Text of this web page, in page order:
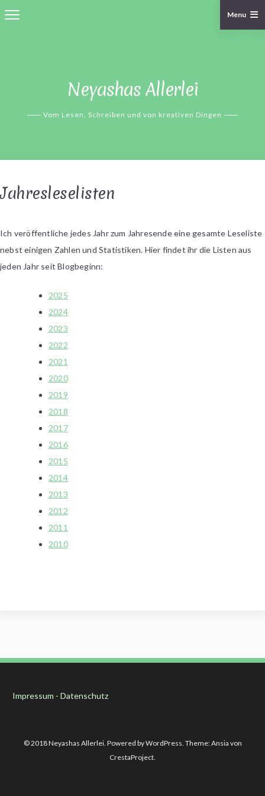
Neyashas Allerlei
Vom Lesen, Schreiben und von kreativen Dingen
Menu
Jahresleselisten
Ich veröffentliche jedes Jahr zum Jahresende eine gesamte Leseliste
nebst einigen Zahlen und Statistiken. Hier findet ihr die Listen aus
jeden Jahr seit Blogbeginn:
2025
2024
2023
2022
2021
2020
2019
2018
2017
2016
2015
2014
2013
2012
2011
2010
Impressum - Datenschutz
© 2018 Neyashas Allerlei. Powered by WordPress. Theme: Ansia von
CrestaProject.